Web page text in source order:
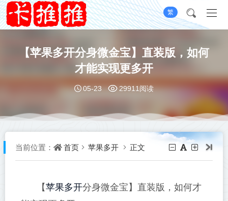
繁
【苹果多开分身微金宝】直装版，如何
才能实现更多开
05-23 29911阅读
当前位置： 首页 苹果多开 正文
【苹果多开分身微金宝】直装版，如何才